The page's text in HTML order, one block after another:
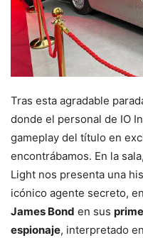
Tras esta agradable
donde el personal de IO
gameplay del título en
encontrábamos. En la
Light nos presenta una
icónico agente secreto,
James Bond en sus
espionaje, interpretado